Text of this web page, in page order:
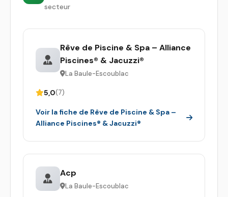
secteur
Rêve de Piscine & Spa – Alliance
Piscines® & Jacuzzi®
La Baule-Escoublac
5,0(7)
Voir la fiche de Rêve de Piscine & Spa –
Alliance Piscines® & Jacuzzi®
Acp
La Baule-Escoublac